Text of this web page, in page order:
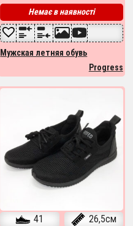
Немає в наявності
Мужская летняя обувь
Progress
41
26,5см